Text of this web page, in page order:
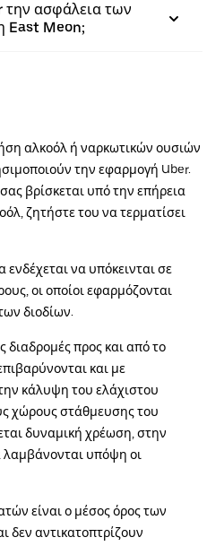
την ασφάλεια των
East Meon;
αλκοόλ ή ναρκωτικών ουσιών
την εφαρμογή Uber.
βρίσκεται υπό την επήρεια
ζητήστε του να τερματίσει
να υπόκεινται σε
οι οποίοι εφαρμόζονται
διοδίων.
διαδρομές προς και από το
και με
κάλυψη του ελάχιστου
χώρους στάθμευσης του
δυναμική χρέωση, στην
υπόψη οι
είναι ο μέσος όρος των
δεν αντικατοπτρίζουν